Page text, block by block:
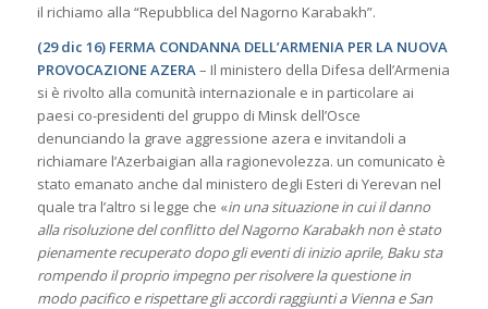
il richiamo alla “Repubblica del Nagorno Karabakh”.
(29 dic 16) FERMA CONDANNA DELL’ARMENIA PER LA NUOVA
PROVOCAZIONE AZERA– Il ministero della Difesa dell’Armenia
si è rivolto alla comunità internazionale e in particolare ai
paesi co-presidenti del gruppo di Minsk dell’Osce
denunciando la grave aggressione azera e invitandoli a
richiamare l’Azerbaigian alla ragionevolezza. un comunicato è
stato emanato anche dal ministero degli Esteri di Yerevan nel
quale tra l’altro si legge che «in una situazione in cui il danno
alla risoluzione del conflitto del Nagorno Karabakh non è stato
pienamente recuperato dopo gli eventi di inizio aprile, Baku sta
rompendo il proprio impegno per risolvere la questione in
modo pacifico e rispettare gli accordi raggiunti a Vienna e San